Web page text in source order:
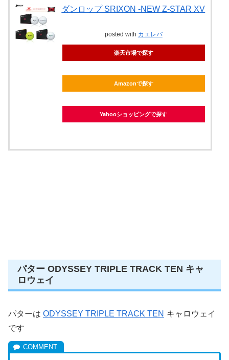
ダンロップ SRIXON -NEW Z-STAR XV
posted with カエレバ
楽天市場で探す
Amazonで探す
Yahooショッピングで探す
パター ODYSSEY TRIPLE TRACK TEN キャ
ロウェイ
パターは ODYSSEY TRIPLE TRACK TEN キャロウェイ
です